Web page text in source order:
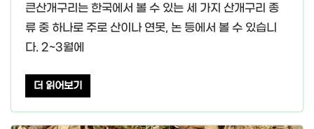
큰산개구리는 한국에서 볼 수 있는 세 가지 산개구리 종
류 중 하나로 주로 산이나 연못, 논 등에서 볼 수 있습니
다. 2~3월에
더 읽어보기